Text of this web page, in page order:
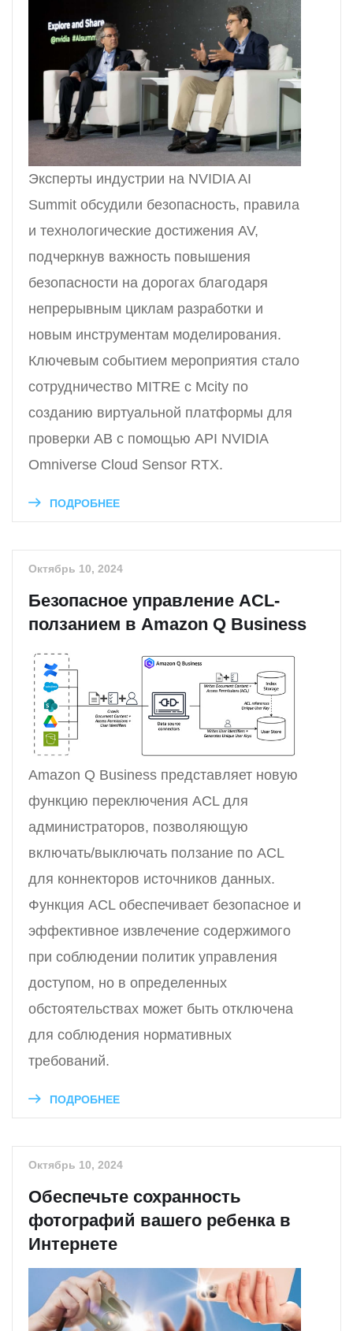
Эксперты индустрии на NVIDIA AI
Summit обсудили безопасность, правила
и технологические достижения AV,
подчеркнув важность повышения
безопасности на дорогах благодаря
непрерывным циклам разработки и
новым инструментам моделирования.
Ключевым событием мероприятия стало
сотрудничество MITRE с Mcity по
созданию виртуальной платформы для
проверки АВ с помощью API NVIDIA
Omniverse Cloud Sensor RTX.
ПОДРОБНЕЕ
Октябрь 10, 2024
Безопасное управление ACL-
ползанием в Amazon Q Business
Amazon Q Business представляет новую
функцию переключения ACL для
администраторов, позволяющую
включать/выключать ползание по ACL
для коннекторов источников данных.
Функция ACL обеспечивает безопасное и
эффективное извлечение содержимого
при соблюдении политик управления
доступом, но в определенных
обстоятельствах может быть отключена
для соблюдения нормативных
требований.
ПОДРОБНЕЕ
Октябрь 10, 2024
Обеспечьте сохранность
фотографий вашего ребенка в
Интернете